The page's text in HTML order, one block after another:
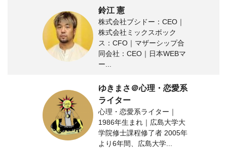
鈴江 憲
株式会社ブシドー：CEO｜
株式会社ミックスボック
ス：CFO｜マザーシップ合
同会社：CEO｜日本WEBマ
ー...
ゆきまさ＠心理・恋愛系
ライター
心理・恋愛系ライター｜
1986年生まれ｜広島大学大
学院修士課程修了者 2005年
より6年間、広島大学...